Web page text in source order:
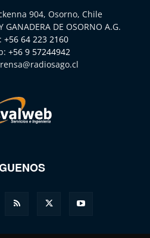
904, Osorno, Chile
GANADERA DE OSORNO A.G.
+56 64 223 2160
+56 9 57244942